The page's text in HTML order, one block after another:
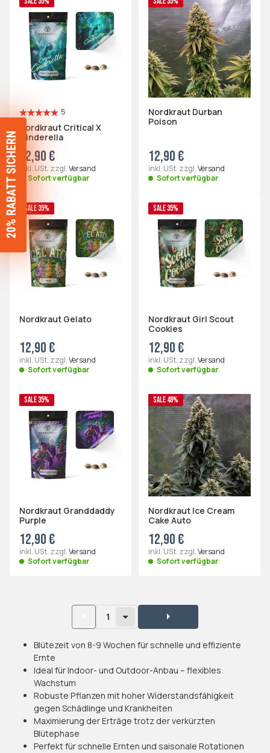
5
Nordkraut Critical X
Cinderella
12,90 €
inkl. USt. zzgl.Versand
Sofort verfügbar
Nordkraut Durban
Poison
12,90 €
inkl. USt. zzgl.Versand
Sofort verfügbar
SALE 35%
Nordkraut Gelato
12,90 €
inkl. USt. zzgl.Versand
Sofort verfügbar
SALE 35%
Nordkraut Girl Scout
Cookies
12,90 €
inkl. USt. zzgl.Versand
Sofort verfügbar
SALE 35%
Nordkraut Granddaddy
Purple
12,90 €
inkl. USt. zzgl.Versand
Sofort verfügbar
SALE 48%
Nordkraut Ice Cream
Cake Auto
12,90 €
inkl. USt. zzgl.Versand
Sofort verfügbar
1
Blütezeit von 8-9 Wochen für schnelle und effiziente
Ernte
Ideal für Indoor- und Outdoor-Anbau – flexibles
Wachstum
Robuste Pflanzen mit hoher Widerstandsfähigkeit
gegen Schädlinge und Krankheiten
Maximierung der Erträge trotz der verkürzten
Blütephase
Perfekt für schnelle Ernten und saisonale Rotationen
SIE ERHALTEN
20% RABATTAUF
PREMIUM SEEDS!
JA, BITTE!
Diesmal nicht